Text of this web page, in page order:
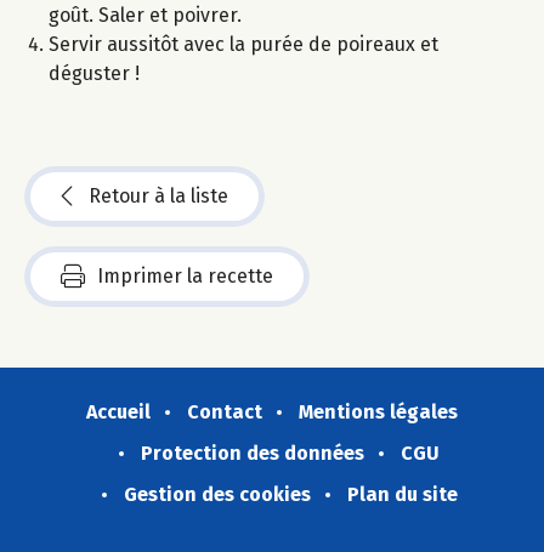
goût. Saler et poivrer.
Servir aussitôt avec la purée de poireaux et
déguster !
Retour à la liste
Imprimer la recette
Accueil Contact
Mentions légales
Protection des données
CGU
Gestion des cookies
Plan du site